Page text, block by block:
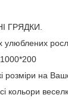
ГРЯДКИ.
улюблених
розміри на
кольори